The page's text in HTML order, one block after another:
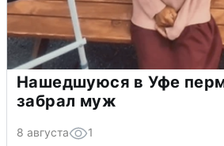
Нашедшуюся в Уфе
забрал муж
8 августа 1